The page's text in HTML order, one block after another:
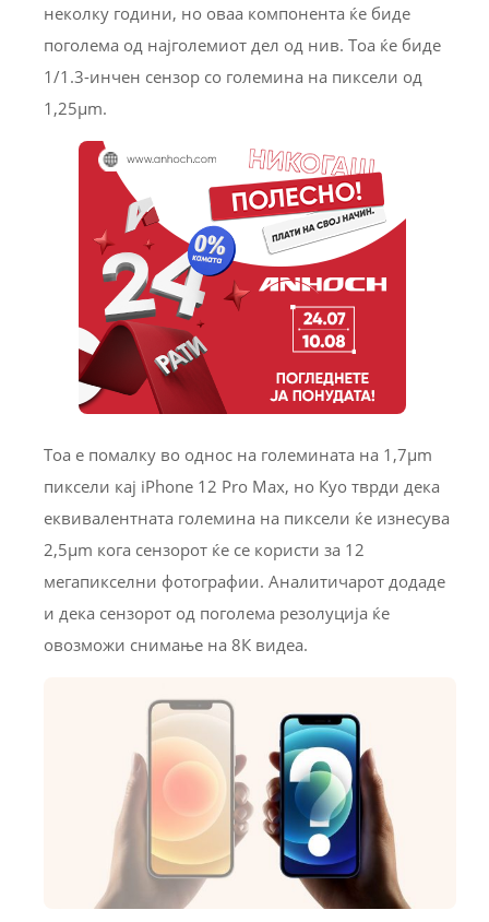
неколку години, но оваа компонента ќе биде
поголема од најголемиот дел од нив. Тоа ќе биде
1/1.3-инчен сензор со големина на пиксели од
1,25µm.
Тоа е помалку во однос на големината на 1,7µm
пиксели кај iPhone 12 Pro Max, но Куо тврди дека
еквивалентната големина на пиксели ќе изнесува
2,5µm кога сензорот ќе се користи за 12
мегапикселни фотографии. Аналитичарот додаде
и дека сензорот од поголема резолуција ќе
овозможи снимање на 8К видеа.